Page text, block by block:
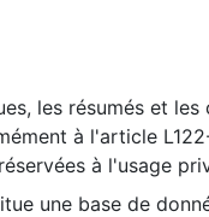
les résumés et
à l'article
à l'usage
une base de